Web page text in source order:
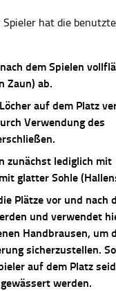
Spieler hat die
dem Spielen
Zaun) ab.
auf dem Platz
Verwendung des
zunächst lediglich mit
glatter Sohle
Plätze vor und nach
und verwendet
Handbrausen, um
sicherzustellen.
auf dem Platz
werden.